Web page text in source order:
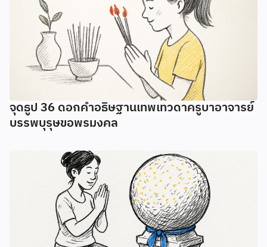
จุดธูป 36 ดอกคำอธิษฐานเทพเทวดาครูบาอาจารย์
บรรพบุรุษขอพรมงคล